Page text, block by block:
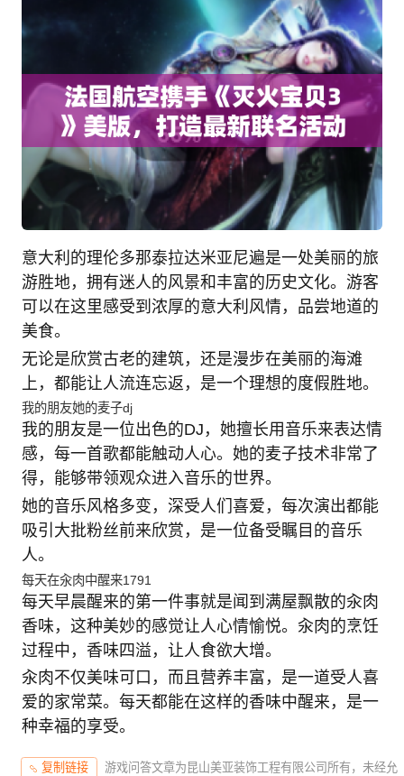
意大利的理伦多那泰拉达米亚尼遍是一处美丽的旅
游胜地，拥有迷人的风景和丰富的历史文化。游客
可以在这里感受到浓厚的意大利风情，品尝地道的
美食。
无论是欣赏古老的建筑，还是漫步在美丽的海滩
上，都能让人流连忘返，是一个理想的度假胜地。
我的朋友她的麦子dj
我的朋友是一位出色的DJ，她擅长用音乐来表达情
感，每一首歌都能触动人心。她的麦子技术非常了
得，能够带领观众进入音乐的世界。
她的音乐风格多变，深受人们喜爱，每次演出都能
吸引大批粉丝前来欣赏，是一位备受瞩目的音乐
人。
每天在汆肉中醒来1791
每天早晨醒来的第一件事就是闻到满屋飘散的汆肉
香味，这种美妙的感觉让人心情愉悦。汆肉的烹饪
过程中，香味四溢，让人食欲大增。
汆肉不仅美味可口，而且营养丰富，是一道受人喜
爱的家常菜。每天都能在这样的香味中醒来，是一
种幸福的享受。
复制链接 游戏问答文章为昆山美亚装饰工程有限公司所有，未经允